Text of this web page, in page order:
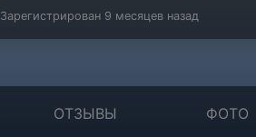
Зарегистрирован 9 месяцев назад
ОТЗЫВЫ ФОТО